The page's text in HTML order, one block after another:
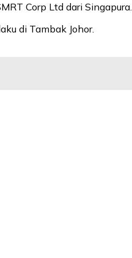
Corp Ltd dari Singapura.
di Tambak Johor.